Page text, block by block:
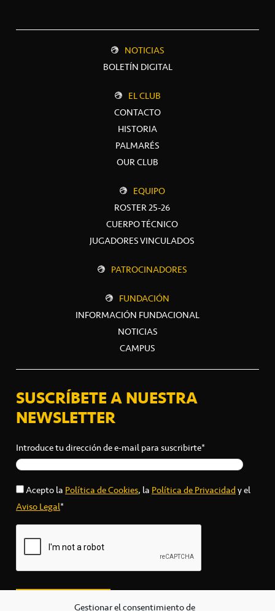
Gestionar el consentimiento de
NOTICIAS
BOLETÍN DIGITAL
EL CLUB
CONTACTO
HISTORIA
PALMARÉS
OUR CLUB
EQUIPO
ROSTER 25-26
CUERPO TÉCNICO
JUGADORES VINCULADOS
PATROCINADORES
FUNDACIÓN
INFORMACIÓN FUNDACIONAL
NOTICIAS
CAMPUS
SUSCRÍBETE A NUESTRA
NEWSLETTER
Introduce tu dirección de e-mail para suscribirte*
Acepto laPolítica de Cookies, laPolítica de Privacidady el
Aviso Legal*